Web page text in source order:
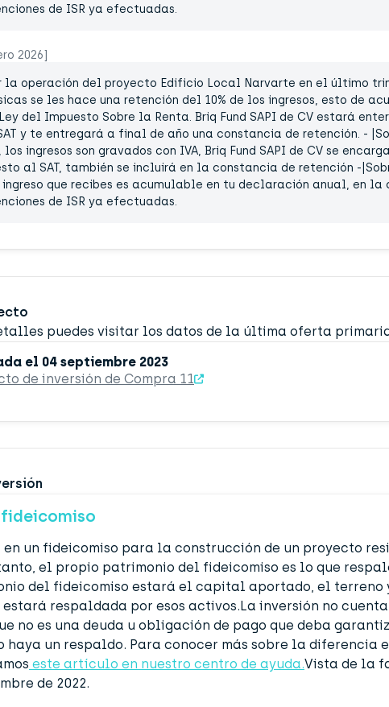
de ISR ya efectuadas.
2026]
la operación del proyecto Edificio Local Narvarte en el último
se les hace una retención del 10% de los ingresos, esto de
del Impuesto Sobre la Renta. Briq Fund SAPI de CV estará
y te entregará a final de año una constancia de retención. -
ingresos son gravados con IVA, Briq Fund SAPI de CV se
al SAT, también se incluirá en la constancia de retención -
que recibes es acumulable en tu declaración anual, en la
de ISR ya efectuadas.
puedes visitar los datos de la última oferta
el 04 septiembre 2023
de inversión de Compra 11
en un fideicomiso para la construcción de un proyecto
el propio patrimonio del fideicomiso es lo que
del fideicomiso estará el capital aportado, el terreno
respaldada por esos activos.La inversión no
no es una deuda u obligación de pago que deba
haya un respaldo. Para conocer más sobre la diferencia
este artículo en nuestro centro de ayuda.Vista de la
de 2022.